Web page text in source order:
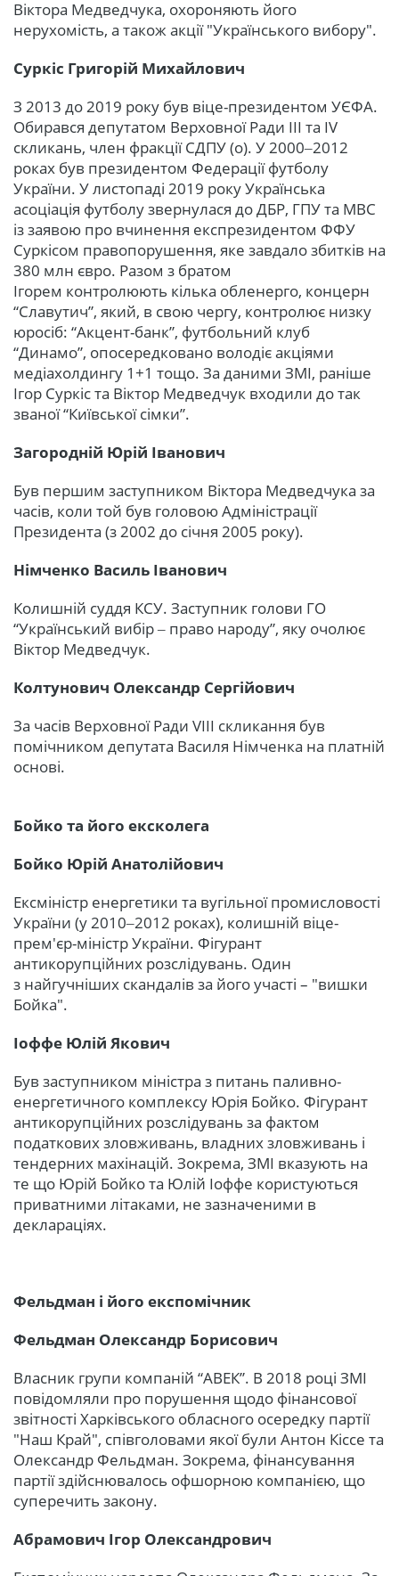
Віктора Медведчука, охороняють його
нерухомість, а також акції "Українського вибору".
Суркіс Григорій Михайлович
З 2013 до 2019 року був віце-президентом УЄФА.
Обирався депутатом Верховної Ради III та IV
скликань, член фракції СДПУ (о). У 2000‒2012
роках був президентом Федерації футболу
України. У листопаді 2019 року Українська
асоціація футболу звернулася до ДБР, ГПУ та МВС
із заявою про вчинення експрезидентом ФФУ
Суркісом правопорушення, яке завдало збитків на
380 млн євро. Разом з братом
Ігорем контролюють кілька обленерго, концерн
“Славутич”, який, в свою чергу, контролює низку
юросіб: “Акцент-банк”, футбольний клуб
“Динамо”, опосередковано володіє акціями
медіахолдингу 1+1 тощо. За даними ЗМІ, раніше
Ігор Суркіс та Віктор Медведчук входили до так
званої “Київської сімки”.
Загородній Юрій Іванович
Був першим заступником Віктора Медведчука за
часів, коли той був головою Адміністрації
Президента (з 2002 до січня 2005 року).
Німченко Василь Іванович
Колишній суддя КСУ. Заступник голови ГО
“Український вибір ‒ право народу”, яку очолює
Віктор Медведчук.
Колтунович Олександр Сергійович
За часів Верховної Ради VIII скликання був
помічником депутата Василя Німченка на платній
основі.
Бойко та його ексколега
Бойко Юрій Анатолійович
Ексміністр енергетики та вугільної промисловості
України (у 2010‒2012 роках), колишній віце-
прем'єр-міністр України. Фігурант
антикорупційних розслідувань. Один
з найгучніших скандалів за його участі – "вишки
Бойка".
Іоффе Юлій Якович
Був заступником міністра з питань паливно-
енергетичного комплексу Юрія Бойко. Фігурант
антикорупційних розслідувань за фактом
податкових зловживань, владних зловживань і
тендерних махінацій. Зокрема, ЗМІ вказують на
те що Юрій Бойко та Юлій Іоффе користуються
приватними літаками, не зазначеними в
деклараціях.
Фельдман і його експомічник
Фельдман Олександр Борисович
Власник групи компаній “АВЕК”. В 2018 році ЗМІ
повідомляли про порушення щодо фінансової
звітності Харківського обласного осередку партії
"Наш Край", співголовами якої були Антон Кіссе та
Олександр Фельдман. Зокрема, фінансування
партії здійснювалось офшорною компанією, що
суперечить закону.
Абрамович Ігор Олександрович